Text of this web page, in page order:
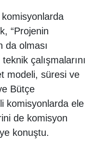
komisyonlarda
“Projenin
da olması
çalışmalarını
modeli, süresi ve
Bütçe
komisyonlarda ele
de komisyon
konuştu.